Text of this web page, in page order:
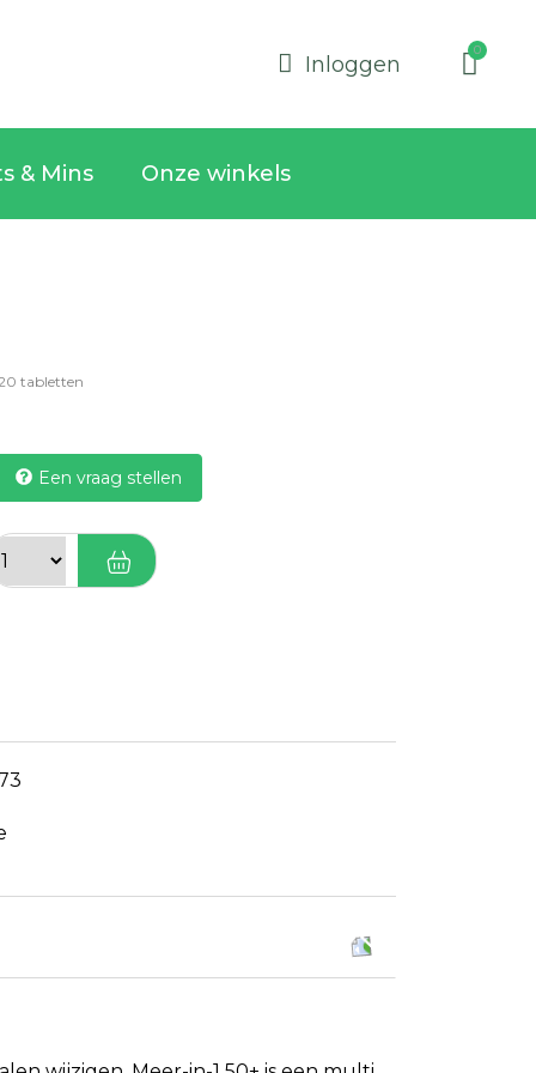
Inloggen
& Mins Onze winkels
tabletten
Een vraag stellen